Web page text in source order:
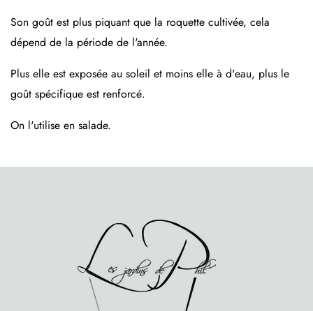
Son goût est plus piquant que la roquette cultivée, cela
dépend de la période de l'année.
Plus elle est exposée au soleil et moins elle à d'eau, plus le
goût spécifique est renforcé.
On l'utilise en salade.